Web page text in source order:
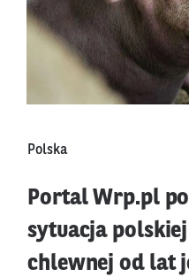
Polska
Portal Wrp.pl
sytuacja
chlewnej od lat